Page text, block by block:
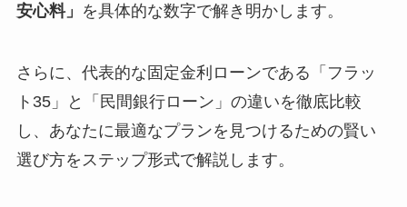
安心料」 を具体的な数字で解き明かします。
さらに、代表的な固定金利ローンである「フラッ
ト35」と「民間銀行ローン」の違いを徹底比較
し、あなたに最適なプランを見つけるための賢い
選び方をステップ形式で解説します。